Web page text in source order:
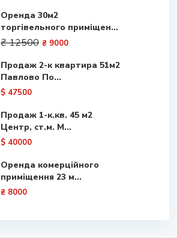
Оренда 30м2
торгівельного приміщен...
₴ 12500 ₴ 9000
Продаж 2-к квартира 51м2
Павлово По...
$ 47500
Продаж 1-к.кв. 45 м2
Центр, ст.м. М...
$ 40000
Оренда комерційного
приміщення 23 м...
₴ 8000